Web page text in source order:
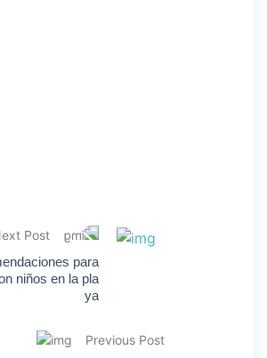
Previous Post
Post
para
niños en la pla
ya